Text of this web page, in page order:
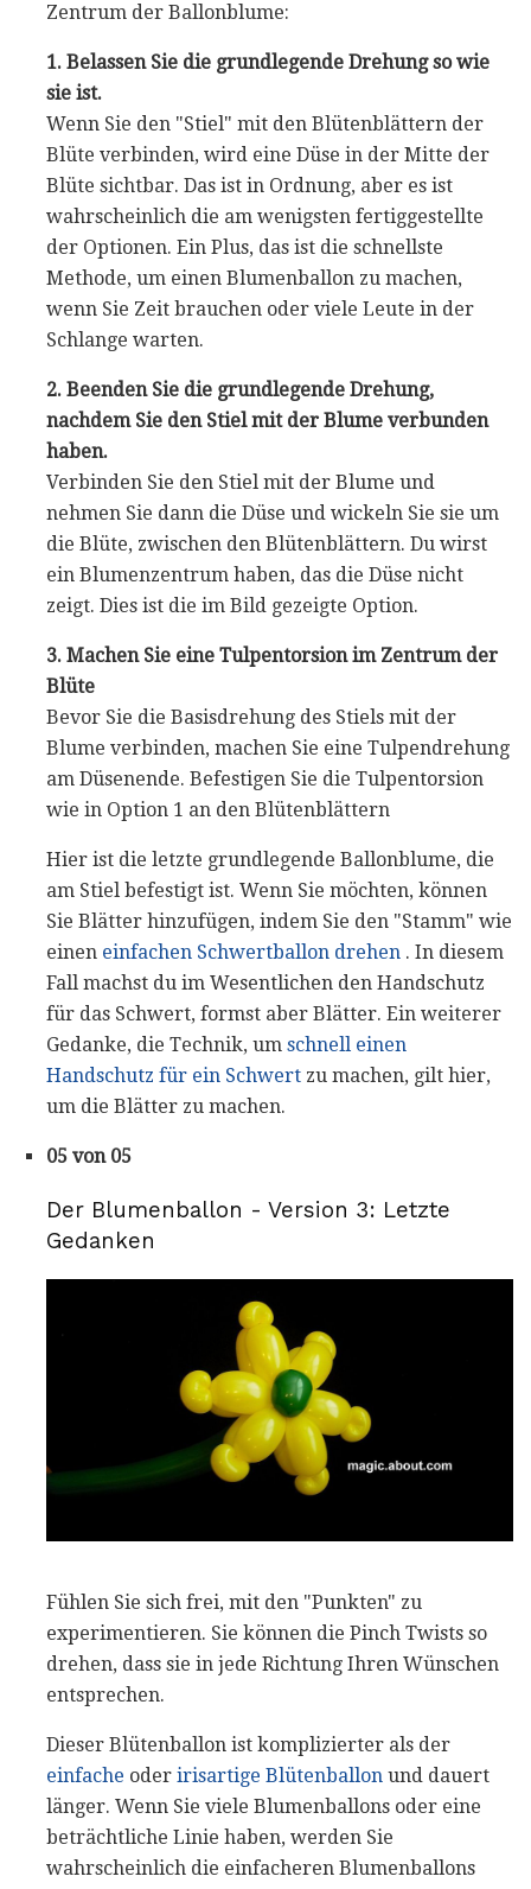
Zentrum der Ballonblume:
1. Belassen Sie die grundlegende Drehung so wie
sie ist.
Wenn Sie den "Stiel" mit den Blütenblättern der
Blüte verbinden, wird eine Düse in der Mitte der
Blüte sichtbar. Das ist in Ordnung, aber es ist
wahrscheinlich die am wenigsten fertiggestellte
der Optionen. Ein Plus, das ist die schnellste
Methode, um einen Blumenballon zu machen,
wenn Sie Zeit brauchen oder viele Leute in der
Schlange warten.
2. Beenden Sie die grundlegende Drehung,
nachdem Sie den Stiel mit der Blume verbunden
haben.
Verbinden Sie den Stiel mit der Blume und
nehmen Sie dann die Düse und wickeln Sie sie um
die Blüte, zwischen den Blütenblättern. Du wirst
ein Blumenzentrum haben, das die Düse nicht
zeigt. Dies ist die im Bild gezeigte Option.
3. Machen Sie eine Tulpentorsion im Zentrum der
Blüte
Bevor Sie die Basisdrehung des Stiels mit der
Blume verbinden, machen Sie eine Tulpendrehung
am Düsenende. Befestigen Sie die Tulpentorsion
wie in Option 1 an den Blütenblättern
Hier ist die letzte grundlegende Ballonblume, die
am Stiel befestigt ist. Wenn Sie möchten, können
Sie Blätter hinzufügen, indem Sie den "Stamm" wie
einen einfachen Schwertballon drehen . In diesem
Fall machst du im Wesentlichen den Handschutz
für das Schwert, formst aber Blätter. Ein weiterer
Gedanke, die Technik, um schnell einen
Handschutz für ein Schwert zu machen, gilt hier,
um die Blätter zu machen.
05 von 05
Der Blumenballon - Version 3: Letzte
Gedanken
Fühlen Sie sich frei, mit den "Punkten" zu
experimentieren. Sie können die Pinch Twists so
drehen, dass sie in jede Richtung Ihren Wünschen
entsprechen.
Dieser Blütenballon ist komplizierter als der
einfache oder irisartige Blütenballon und dauert
länger. Wenn Sie viele Blumenballons oder eine
beträchtliche Linie haben, werden Sie
wahrscheinlich die einfacheren Blumenballons